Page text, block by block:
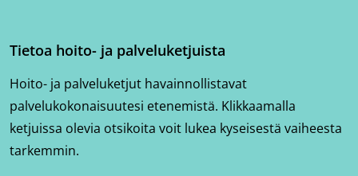
Tietoa hoito- ja palveluketjuista
Hoito- ja palveluketjut havainnollistavat
palvelukokonaisuutesi etenemistä. Klikkaamalla
ketjuissa olevia otsikoita voit lukea kyseisestä vaiheesta
tarkemmin.